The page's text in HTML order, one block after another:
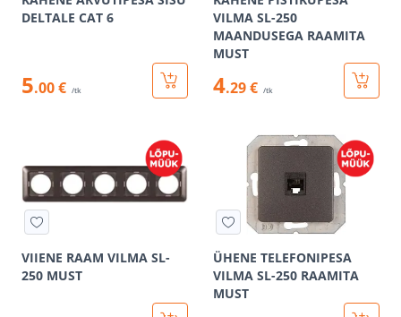
DELTALE CAT 6
5.00 € /tk
VILMA SL-250
MAANDUSEGA RAAMITA
MUST
4.29 € /tk
VIIENE RAAM VILMA SL-
250 MUST
ÜHENE TELEFONIPESA
VILMA SL-250 RAAMITA
MUST